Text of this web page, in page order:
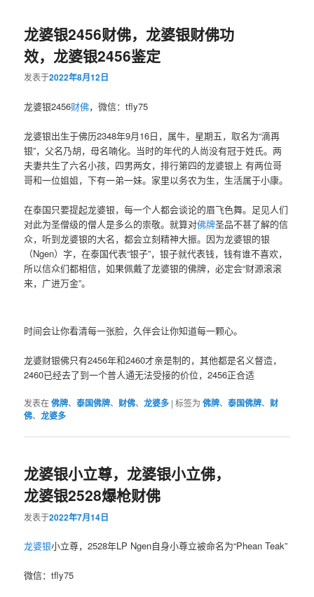
龙婆银2456财佛，龙婆银财佛功
效，龙婆银2456鉴定
发表于2022年8月12日
龙婆银2456财佛，微信：tfly75
龙婆银出生于佛历2348年9月16日，属牛，星期五，取名为“滴再
银”，父名乃胡，母名喃化。当时的年代的人尚没有冠于姓氏。两
夫妻共生了六名小孩，四男两女，排行第四的龙婆银上 有两位哥
哥和一位姐姐，下有一弟一妹。家里以务农为生，生活属于小康。
在泰国只要提起龙婆银，每一个人都会谈论的眉飞色舞。足见人们
对此为圣僧级的僧人是多么的崇敬。就算对佛牌圣品不甚了解的信
众，听到龙婆银的大名，都会立刻精神大振。因为龙婆银的银
（Ngen）字，在泰国代表“银子”，银子就代表钱，钱有谁不喜欢，
所以信众们都相信，如果佩戴了龙婆银的佛牌，必定会“财源滚滚
来，广进万金”。
时间会让你看清每一张脸，久伴会让你知道每一颗心。
龙婆财银佛只有2456年和2460才亲是制的，其他都是名义督造，
2460已经去了到一个普人通无法受接的价位，2456正合适
发表在佛牌、泰国佛牌、 财佛、龙婆多 |标签为 佛牌、泰国佛牌、 财
佛、龙婆多
龙婆银小立尊，龙婆银小立佛，
龙婆银2528爆枪财佛
发表于2022年7月14日
龙婆银小立尊，2528年LP Ngen自身小尊立被命名为“Phean Teak”
微信：tfly75